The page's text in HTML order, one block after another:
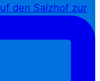
den Salzhof zur